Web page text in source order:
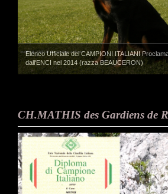
Elenco Ufficiale dei CAMPIONI ITALIANI
dall'ENCI nel 2014 (razza BEAUCERON)
CH.MATHIS des Gardiens de